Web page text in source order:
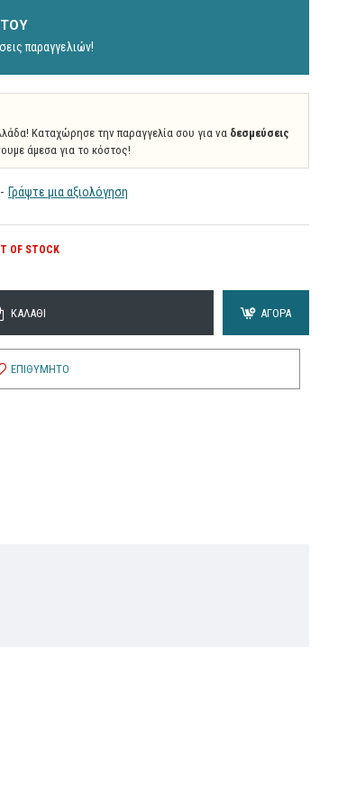
Καταχώρησε την παραγγελία σου για να δεσμεύσεις
άμεσα για το κόστος!
παραγγελιών!
- Γράψτε μια αξιολόγηση
OF STOCK
ΚΑΛΆΘΙ ΑΓΟΡΆ
ΕΠΙΘΥΜΗΤΌ